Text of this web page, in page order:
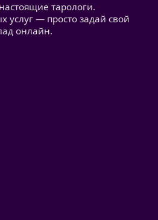
тарологи.
услуг — просто задай свой
онлайн.